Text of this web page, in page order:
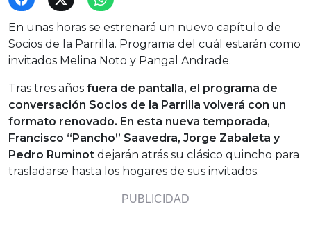
En unas horas se estrenará un nuevo capítulo de
Socios de la Parrilla. Programa del cuál estarán como
invitados Melina Noto y Pangal Andrade.
Tras tres años fuera de pantalla, el programa de
conversación Socios de la Parrilla volverá con un
formato renovado. En esta nueva temporada,
Francisco “Pancho” Saavedra, Jorge Zabaleta y
Pedro Ruminot dejarán atrás su clásico quincho para
trasladarse hasta los hogares de sus invitados.